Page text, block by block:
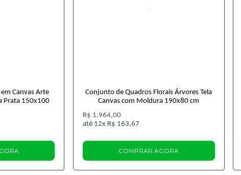
Canvas Arte
Prata 150x100
Conjunto de Quadros Florais Árvores Tela
Canvas com Moldura 190x80 cm
R$ 1.964,00
12x R$ 163,67
COMPRAR AGORA